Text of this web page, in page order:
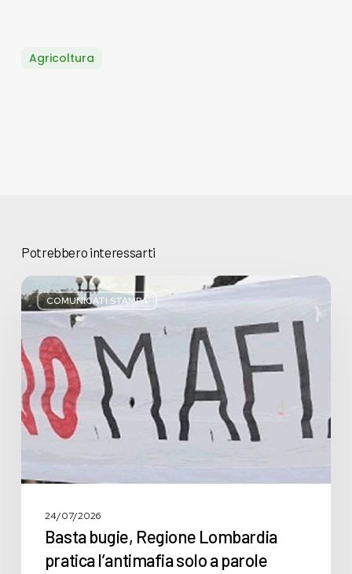
Agricoltura
Potrebbero interessarti
COMUNICATI STAMPA
Basta
bugie,
Regione
Lombardia
pratica
l’antimafia
solo
a
parole
24/07/2026
Basta bugie, Regione Lombardia
pratica l’antimafia solo a parole